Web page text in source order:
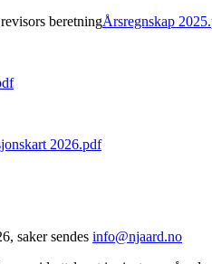
beretningÅrsregnskap
2026.pdf
saker sendes info@njaard.no